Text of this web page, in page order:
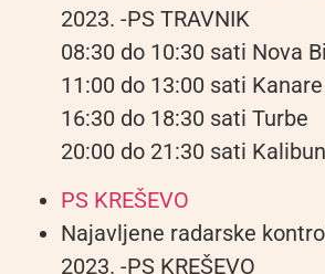
2023. -PS TRAVNIK
08:30 do 10:30 sati Nova
11:00 do 13:00 sati Kanare
16:30 do 18:30 sati Turbe
20:00 do 21:30 sati
PS KREŠEVO
Najavljene radarske
2023. -PS KREŠEVO